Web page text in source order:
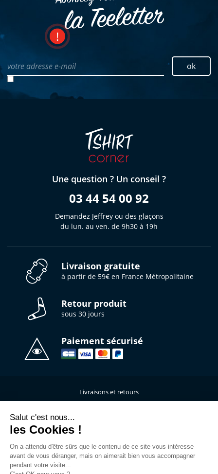
la Teeletter
votre adresse e-mail ok
Une question ? Un conseil ?
03 44 54 00 92
Demandez Jeffrey ou des glaçons
du lun. au ven. de 9h30 à 19h
Livraison gratuite
à partir de 59€ en France Métropolitaine
Retour produit
sous 30 jours
Paiement sécurisé
Livraisons et retours
Qui sommes-nous ?
C.G.V
Salut c'est nous...
les Cookies !
On a attendu d'être sûrs que le contenu de ce site vous intéresse
avant de vous déranger, mais on aimerait bien vous accompagner
pendant votre visite...